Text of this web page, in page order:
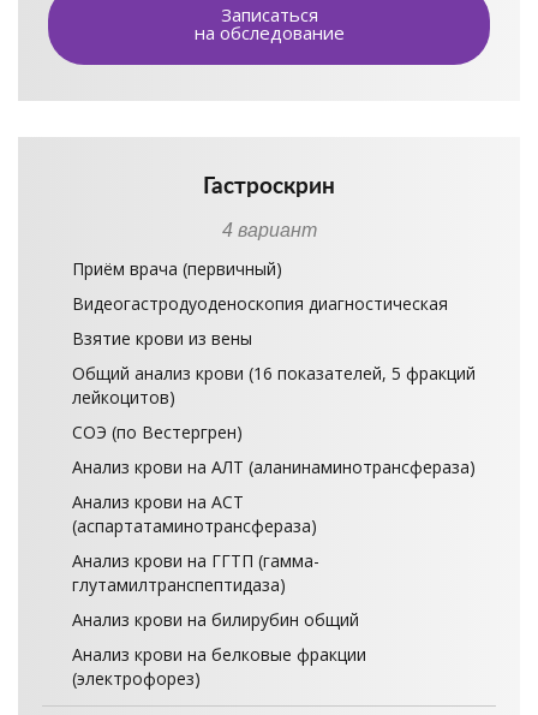
Записаться
на обследование
Гастроскрин
4 вариант
Приём врача (первичный)
Видеогастродуоденоскопия диагностическая
Взятие крови из вены
Общий анализ крови (16 показателей, 5 фракций
лейкоцитов)
СОЭ (по Вестергрен)
Анализ крови на АЛТ (аланинаминотрансфераза)
Анализ крови на АСТ
(аспартатаминотрансфераза)
Анализ крови на ГГТП (гамма-
глутамилтранспептидаза)
Анализ крови на билирубин общий
Анализ крови на белковые фракции
(электрофорез)